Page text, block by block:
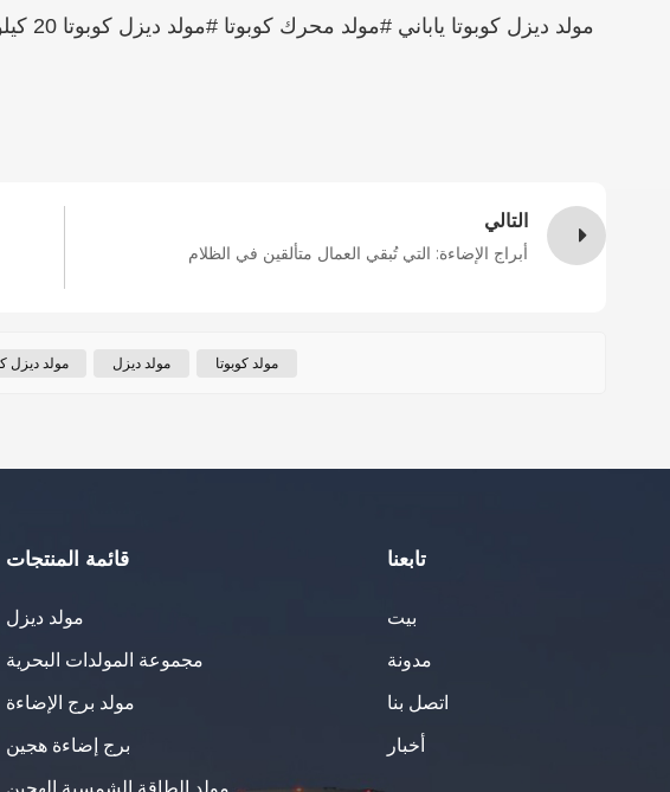
التالي
أبراج الإضاءة: التي تُبقي العمال متألقين في الظلام
مولد ديزل مولد ديزل مولد كوبوتا
قائمة المنتجات
مولد ديزل
مجموعة المولدات البحرية
مولد برج الإضاءة
برج إضاءة هجين
تابعنا
بيت
مدونة
اتصل بنا
أخبار